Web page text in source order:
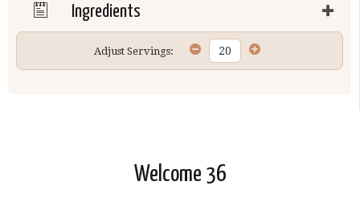
Ingredients
Adjust Servings:
Welcome 36